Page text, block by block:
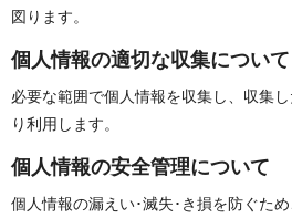
図 り ま す 。
個人情報の適切な収集 に つ い て
必要な範囲で個人情報を収集し、収集
り利用 し ま す 。
個人情報の安全管理 に つ い て
個人情報の漏えい･滅失･き損を防ぐた